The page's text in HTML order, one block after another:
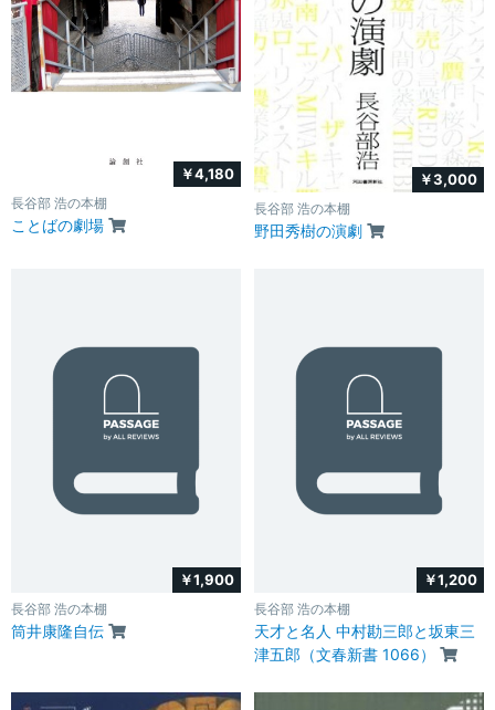
￥4,180
長谷部 浩の本棚
ことばの劇場
￥3,000
長谷部 浩の本棚
野田秀樹の演劇
￥1,900
長谷部 浩の本棚
筒井康隆自伝
￥1,200
長谷部 浩の本棚
天才と名人 中村勘三郎と坂東三
津五郎（文春新書 1066）